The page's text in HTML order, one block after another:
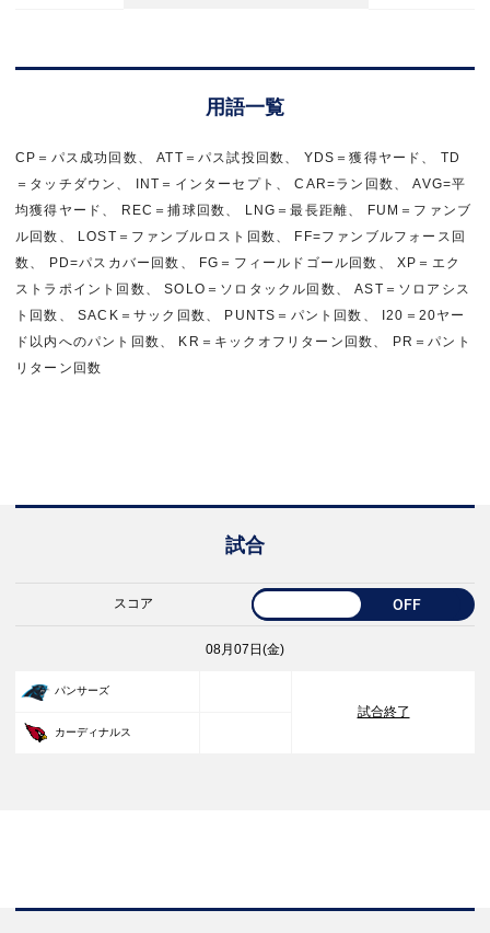
用語一覧
CP＝パス成功回数、 ATT＝パス試投回数、 YDS＝獲得ヤード、 TD
＝タッチダウン、 INT＝インターセプト、 CAR=ラン回数、 AVG=平
均獲得ヤード、 REC＝捕球回数、 LNG＝最長距離、 FUM＝ファンブ
ル回数、 LOST＝ファンブルロスト回数、 FF=ファンブルフォース回
数、 PD=パスカバー回数、 FG＝フィールドゴール回数、 XP＝エク
ストラポイント回数、 SOLO＝ソロタックル回数、 AST＝ソロアシス
ト回数、 SACK＝サック回数、 PUNTS＝パント回数、 I20＝20ヤー
ド以内へのパント回数、 KR＝キックオフリターン回数、 PR＝パント
リターン回数
試合
スコア OFF
08月07日(金)
パンサーズ
試合終了
カーディナルス